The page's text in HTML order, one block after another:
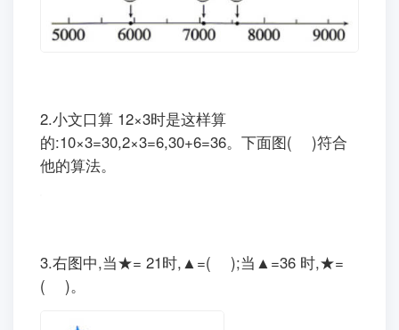
1.下图中，点( )表示的数与 7500 离得最
近。
他的算法。